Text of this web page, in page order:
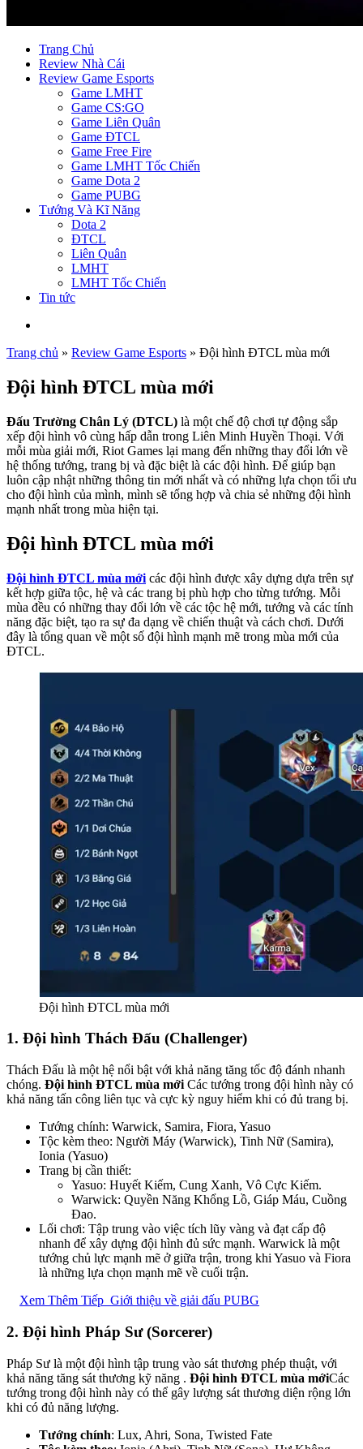
Trang Chủ
Review Nhà Cái
Review Game Esports
Game LMHT
Game CS:GO
Game Liên Quân
Game ĐTCL
Game Free Fire
Game LMHT Tốc Chiến
Game Dota 2
Game PUBG
Tướng Và Kĩ Năng
Dota 2
ĐTCL
Liên Quân
LMHT
LMHT Tốc Chiến
Tin tức
Trang chủ » Review Game Esports » Đội hình ĐTCL mùa mới
Đội hình ĐTCL mùa mới
Đấu Trường Chân Lý (DTCL) là một chế độ chơi tự động sắp
xếp đội hình vô cùng hấp dẫn trong Liên Minh Huyền Thoại. Với
mỗi mùa giải mới, Riot Games lại mang đến những thay đổi lớn về
hệ thống tướng, trang bị và đặc biệt là các đội hình. Để giúp bạn
luôn cập nhật những thông tin mới nhất và có những lựa chọn tối ưu
cho đội hình của mình, mình sẽ tổng hợp và chia sẻ những đội hình
mạnh nhất trong mùa hiện tại.
Đội hình ĐTCL mùa mới
Đội hình ĐTCL mùa mới các đội hình được xây dựng dựa trên sự
kết hợp giữa tộc, hệ và các trang bị phù hợp cho từng tướng. Mỗi
mùa đều có những thay đổi lớn về các tộc hệ mới, tướng và các tính
năng đặc biệt, tạo ra sự đa dạng về chiến thuật và cách chơi. Dưới
đây là tổng quan về một số đội hình mạnh mẽ trong mùa mới của
ĐTCL.
Đội hình ĐTCL mùa mới
1. Đội hình Thách Đấu (Challenger)
Thách Đấu là một hệ nổi bật với khả năng tăng tốc độ đánh nhanh
chóng. Đội hình ĐTCL mùa mới Các tướng trong đội hình này có
khả năng tấn công liên tục và cực kỳ nguy hiểm khi có đủ trang bị.
Tướng chính: Warwick, Samira, Fiora, Yasuo
Tộc kèm theo: Người Máy (Warwick), Tinh Nữ (Samira),
Ionia (Yasuo)
Trang bị cần thiết:
Yasuo: Huyết Kiếm, Cung Xanh, Vô Cực Kiếm.
Warwick: Quyền Năng Khổng Lồ, Giáp Máu, Cuồng
Đao.
Lối chơi: Tập trung vào việc tích lũy vàng và đạt cấp độ
nhanh để xây dựng đội hình đủ sức mạnh. Warwick là một
tướng chủ lực mạnh mẽ ở giữa trận, trong khi Yasuo và Fiora
là những lựa chọn mạnh mẽ về cuối trận.
Xem Thêm Tiếp Giới thiệu về giải đấu PUBG
2. Đội hình Pháp Sư (Sorcerer)
Pháp Sư là một đội hình tập trung vào sát thương phép thuật, với
khả năng tăng sát thương kỹ năng . Đội hình ĐTCL mùa mớiCác
tướng trong đội hình này có thể gây lượng sát thương diện rộng lớn
khi có đủ năng lượng.
Tướng chính: Lux, Ahri, Sona, Twisted Fate